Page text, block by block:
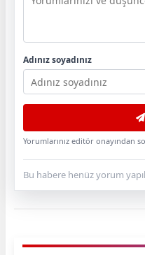
Adınız soyadınız
Yorumlarınız editör onayından
Bu habere henüz yorum